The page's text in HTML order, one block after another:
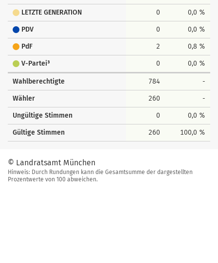
LETZTE GENERATION 0 0,0 %
PDV 0 0,0 %
PdF 2 0,8 %
V-Partei³ 0 0,0 %
Wahlberechtigte 784 -
Wähler 260 -
Ungültige Stimmen 0 0,0 %
Gültige Stimmen 260 100,0 %
© Landratsamt München
Hinweis: Durch Rundungen kann die Gesamtsumme der dargestellten
Prozentwerte von 100 abweichen.